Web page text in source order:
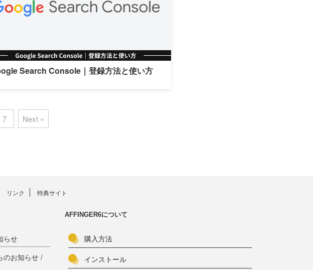
Search Console｜登録方法と使い方
7 Next »
リンク 特典サイト
らせ
のお知らせ /
AFFINGER6について
購入方法
インストール